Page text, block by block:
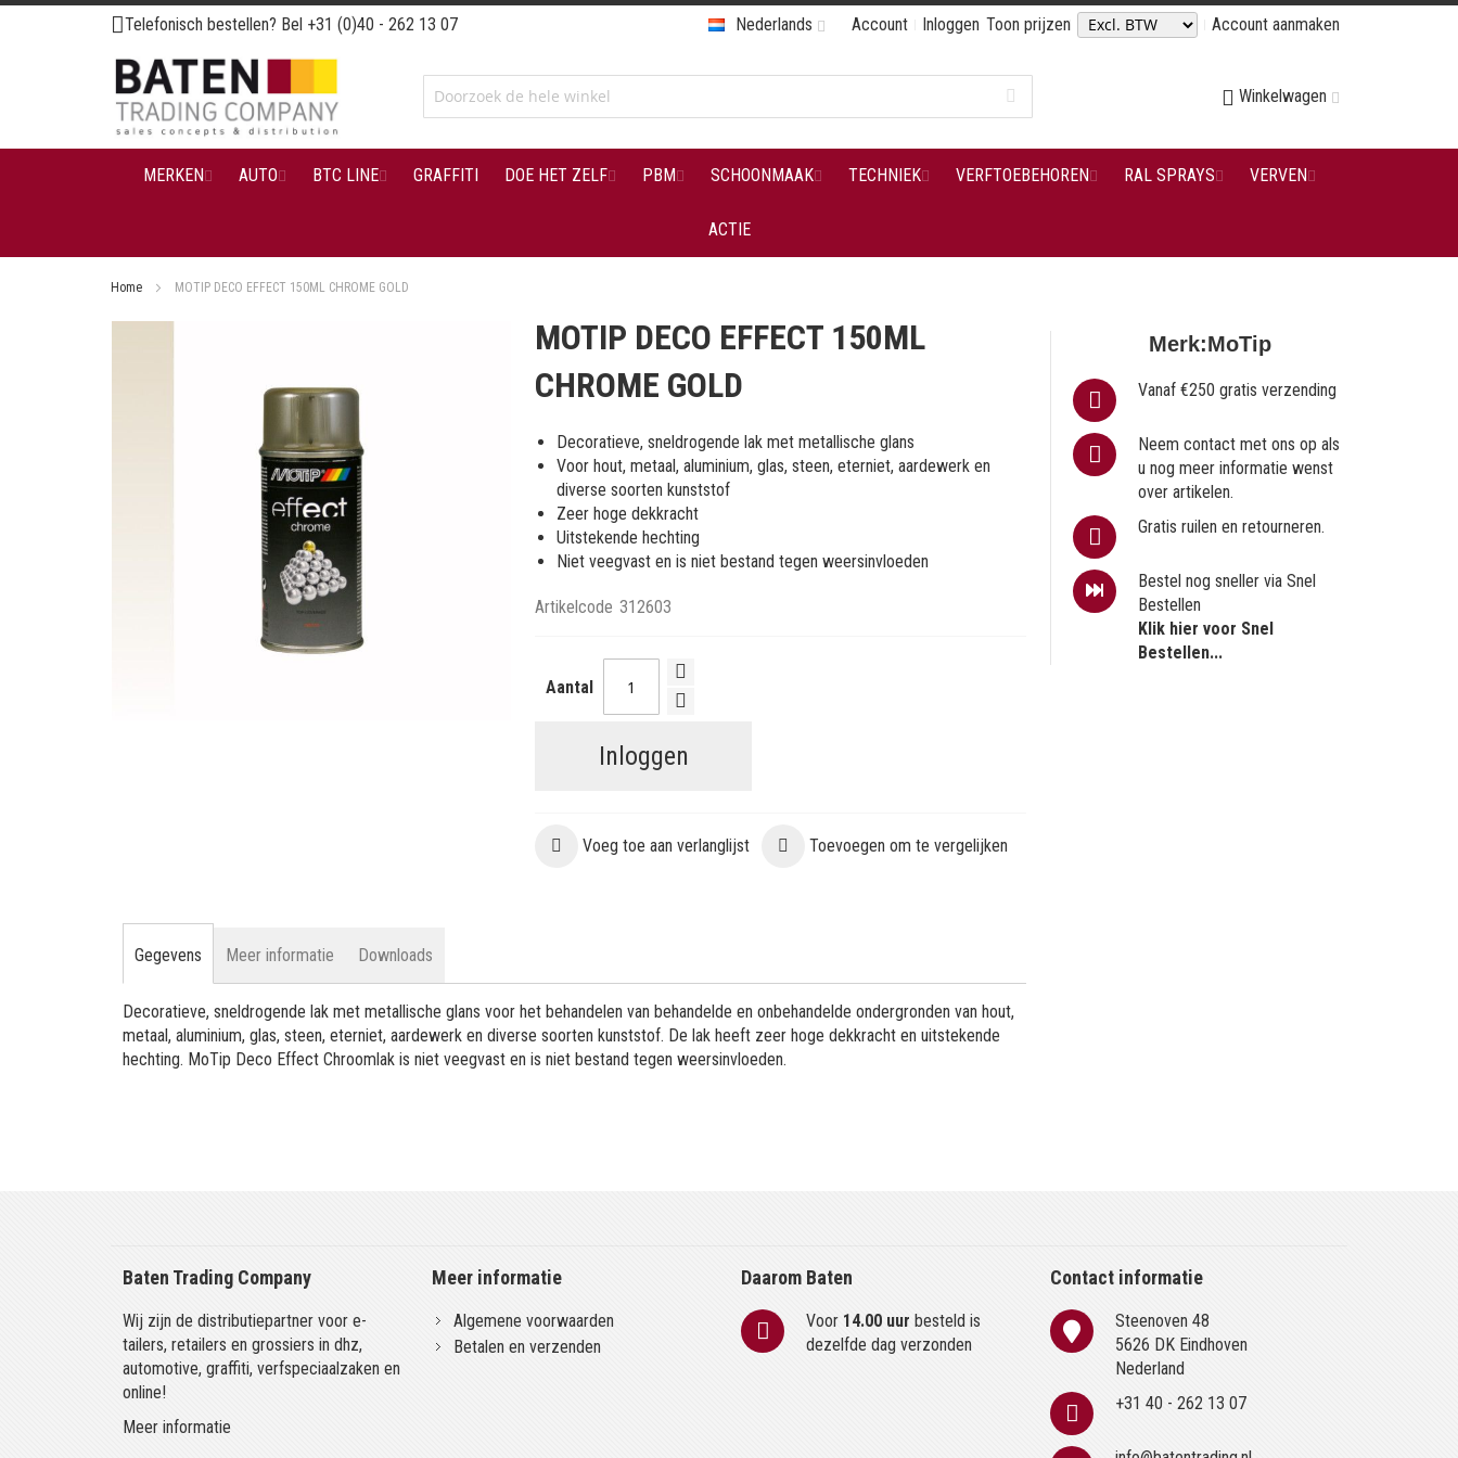
Ga
naar
de
inhoud
Telefonisch bestellen? Bel +31 (0)40 - 262 13 07 Account Inloggen Toon prijzen Account aanmaken
Nederlands
Winkelwagen
MERKEN AUTO BTC LINE GRAFFITI DOE HET ZELF PBM SCHOONMAAK TECHNIEK VERFTOEBEHOREN RAL SPRAYS VERVEN
ACTIE
Home MOTIP DECO EFFECT 150ML CHROME GOLD
MOTIP DECO EFFECT 150ML
CHROME GOLD
Decoratieve, sneldrogende lak met metallische glans
Voor hout, metaal, aluminium, glas, steen, eterniet, aardewerk en
diverse soorten kunststof
Zeer hoge dekkracht
Uitstekende hechting
Niet veegvast en is niet bestand tegen weersinvloeden
Artikelcode 312603
Aantal
Inloggen
Voeg toe aan verlanglijst Toevoegen om te vergelijken
Merk:MoTip
Vanaf €250 gratis verzending
Neem contact met ons op als
u nog meer informatie wenst
over artikelen.
Gratis ruilen en retourneren.
Bestel nog sneller via Snel
Bestellen
Klik hier voor Snel
Bestellen...
Gegevens
Decoratieve, sneldrogende lak met metallische glans voor het behandelen van behandelde en onbehandelde ondergronden van hout,
metaal, aluminium, glas, steen, eterniet, aardewerk en diverse soorten kunststof. De lak heeft zeer hoge dekkracht en uitstekende
hechting. MoTip Deco Effect Chroomlak is niet veegvast en is niet bestand tegen weersinvloeden.
Meer informatie Downloads
Baten Trading Company
Wij zijn de distributiepartner voor e-
tailers, retailers en grossiers in dhz,
automotive, graffiti, verfspeciaalzaken en
online!
Meer informatie
Meer informatie
Algemene voorwaarden
Betalen en verzenden
Daarom Baten
Voor 14.00 uur besteld is
dezelfde dag verzonden
Contact informatie
Steenoven 48
5626 DK Eindhoven
Nederland
+31 40 - 262 13 07